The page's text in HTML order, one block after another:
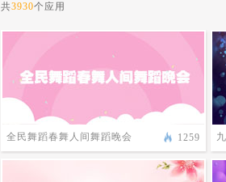
共3930个应用
全民舞蹈春舞人间舞蹈晚会 1259